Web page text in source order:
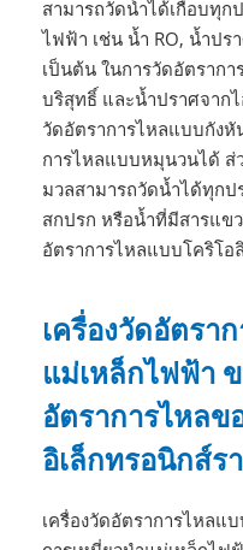
สามารถวัดน้ำได้เกือบทุก
ไฟฟ้า เช่น น้ำ RO, น้ำป
เป็นต้น ในการวัดอัตรากา
บริสุทธิ์ และน้ำปราศจากไ
วัดอัตราการไหลแบบกังหั
การไหลแบบหมุนวนได้ ส่
มวลสามารถวัดน้ำได้ทุกป
สกปรก หรือน้ำที่มีสารแข
อัตราการไหลแบบโคริโอ
เครื่องวัดอัตรา
แม่เหล็กไฟฟ้า
อัตราการไหลข
อิเล็กทรอนิกส์ร
เครื่องวัดอัตราการไหลแ